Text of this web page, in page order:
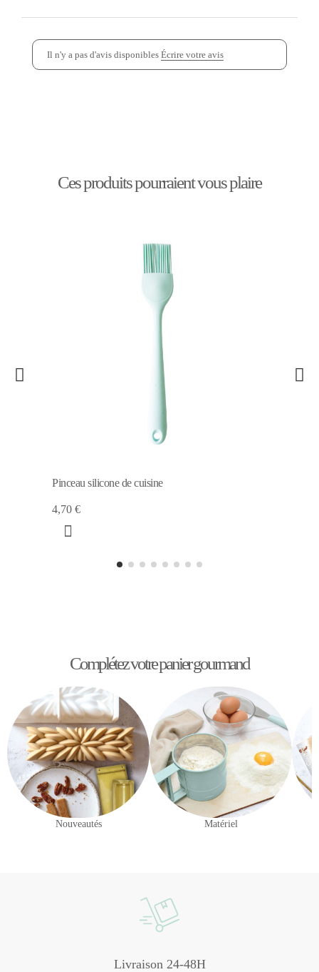
Il n'y a pas d'avis disponibles Écrire votre avis
Ces produits pourraient vous plaire
Pinceau silicone de cuisine
4,70 €
Complétez votre panier gourmand
Nouveautés Matériel
Livraison 24-48H